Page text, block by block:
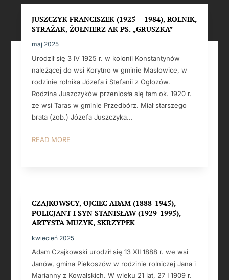
JUSZCZYK FRANCISZEK (1925 – 1984), ROLNIK,
STRAŻAK, ŻOŁNIERZ AK PS. „GRUSZKA”
maj 2025
Urodził się 3 IV 1925 r. w kolonii Konstantynów
należącej do wsi Korytno w gminie Masłowice, w
rodzinie rolnika Józefa i Stefanii z Ogłozów.
Rodzina Juszczyków przeniosła się tam ok. 1920 r.
ze wsi Taras w gminie Przedbórz. Miał starszego
brata (zob.) Józefa Juszczyka...
READ MORE
CZAJKOWSCY, OJCIEC ADAM (1888-1945),
POLICJANT I SYN STANISŁAW (1929-1995),
ARTYSTA MUZYK, SKRZYPEK
kwiecień 2025
Adam Czajkowski urodził się 13 XII 1888 r. we wsi
Janów, gmina Piekoszów w rodzinie rolniczej Jana i
Marianny z Kowalskich. W wieku 21 lat, 27 I 1909 r.